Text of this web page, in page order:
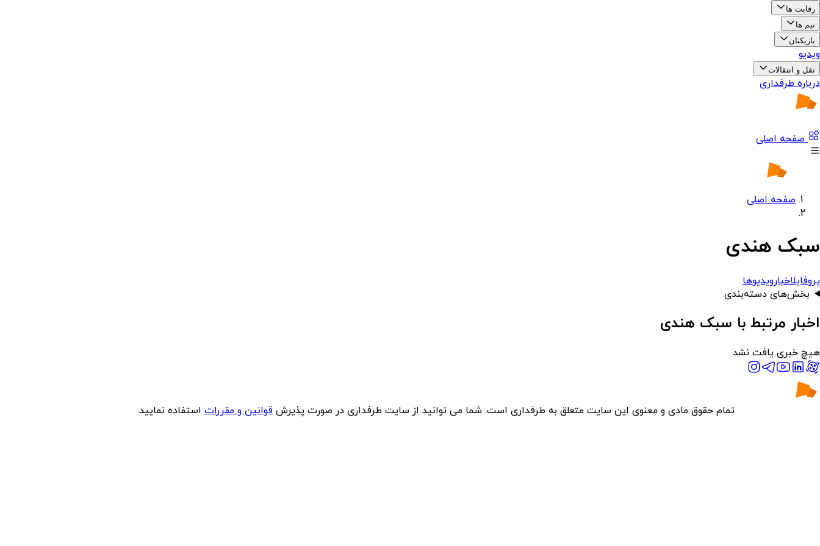
رقابت ها
تیم ها
بازیکنان
ویدیو
نقل و انتقالات
درباره طرفداری
صفحه اصلی
صفحه اصلی
سبک هندی
پروفایلاخبارویدیوها
بخش‌های دسته‌بندی
اخبار مرتبط با سبک هندی
هیچ خبری یافت نشد
تمام حقوق مادی و معنوی این سایت متعلق به طرفداری است. شما می توانید از سایت طرفداری در صورت پذیرش قوانین و مقررات استفاده نمایید.